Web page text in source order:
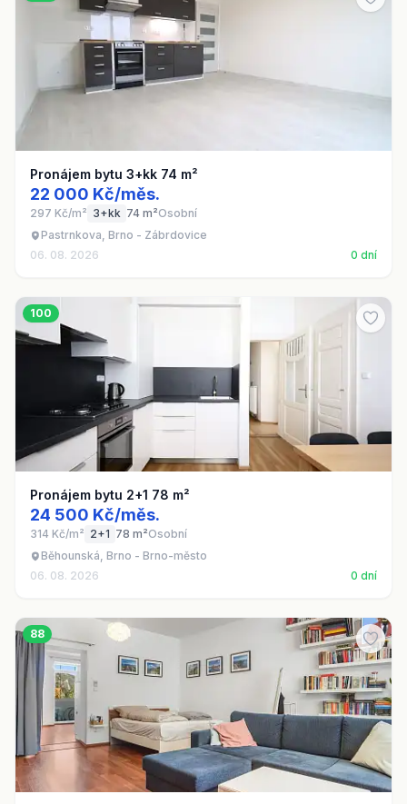
Pronájem bytu 3+kk 74 m²
22 000 Kč/měs.
297 Kč/m² 3+kk 74 m²Osobní
Pastrnkova, Brno - Zábrdovice
06. 08. 2026
0 dní
100
Pronájem bytu 2+1 78 m²
24 500 Kč/měs.
314 Kč/m² 2+1 78 m²Osobní
Běhounská, Brno - Brno-město
06. 08. 2026
0 dní
88